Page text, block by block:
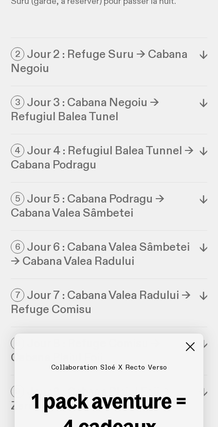
2
Jour 2 : Refuge Suru → Cabana
Negoiu
↓
3
Jour 3 : Cabana Negoiu →
Refugiul Balea Tunel
↓
4
Jour 4 : Refugiul Balea Tunnel →
Cabana Podragu
↓
5
Jour 5 : Cabana Podragu →
Cabana Valea Sâmbetei
↓
6
Jour 6 : Cabana Valea Sâmbetei
→ Cabana Valea Radului
↓
7
Jour 7 : Cabana Valea Radului →
Refuge Comisu
↓
Cabana Plaiul Foii
↓
Jour 9 : Cabana Plaiul Foii →
Zarnesti
↓
Collaboration Sloé X Recto Verso
1 pack aventure =